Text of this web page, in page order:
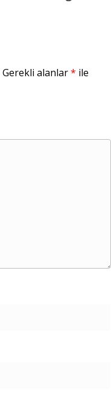
Gerekli alanlar* ile